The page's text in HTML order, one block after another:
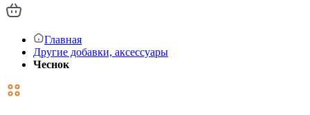
Главная
Другие добавки, аксессуары
Чеснок